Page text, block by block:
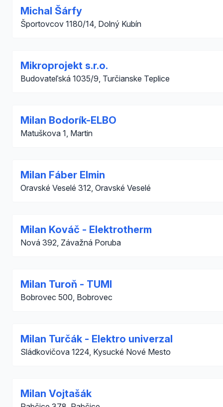
Michal Šárfy
Športovcov 1180/14, Dolný Kubín
Mikroprojekt s.r.o.
Budovateľská 1035/9, Turčianske Teplice
Milan Bodorík-ELBO
Matuškova 1, Martin
Milan Fáber Elmin
Oravské Veselé 312, Oravské Veselé
Milan Kováč - Elektrotherm
Nová 392, Závažná Poruba
Milan Turoň - TUMI
Bobrovec 500, Bobrovec
Milan Turčák - Elektro univerzal
Sládkovičova 1224, Kysucké Nové Mesto
Milan Vojtašák